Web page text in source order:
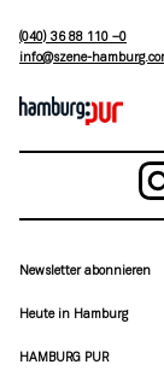
(040) 36 88 110 –0
moc.grubmah-
Newsletter abonnieren
Heute in Hamburg
HAMBURG PUR